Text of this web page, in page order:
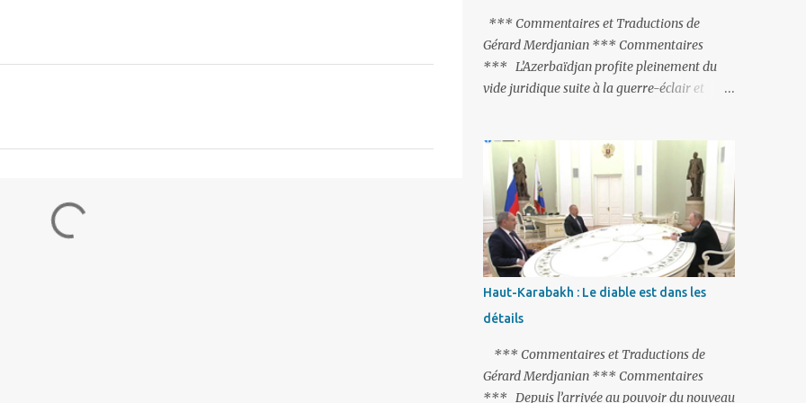
peine de mort est rétablie ; Et des menaces
non voilées envers les Etats-Unis : «Si Gülen
n'est pas extradé, les États-Unis sacrifieront
les relations bilatérales à cause de ce
*** Commentaires et Traductions de
Gérard Merdjanian *** Commentaires
*** L’Azerbaïdjan profite pleinement du
vide juridique suite à la guerre-éclair et
frontière entre l’Arménie et la Turquie
(268km) est essentiellement gardée par des
gardes-frontière russes rattachés à la base
militaire russe 102 de Gumri. On ne sait
jamais si l’envie prenait au zigoto d’en face
d’envoyer ses chars sur Erevan (1). Si les
221km de frontière avec le Nakhitchevan,
pas de problèmes majeurs, il n’en est pas de
même des 566km avec l’Azerbaïdjan. Bakou,
profitant de la faiblesse de l’Arménie et
surtout du fait que ce sont exclusivement des
Haut-Karabakh : Le diable est dans les
détails
*** Commentaires et Traductions de
Gérard Merdjanian *** Commentaires
*** Depuis l’arrivée au pouvoir du nouveau